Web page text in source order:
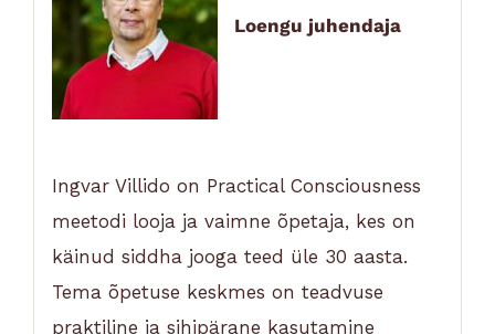
Loengu juhendaja
Ingvar Villido on Practical Consciousness
meetodi looja ja vaimne õpetaja, kes on
käinud siddha jooga teed üle 30 aasta.
Tema õpetuse keskmes on teadvuse
praktiline ja sihipärane kasutamine